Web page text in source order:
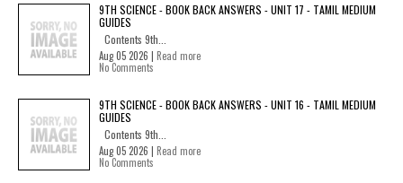
9TH SCIENCE - BOOK BACK ANSWERS - UNIT 17 - TAMIL MEDIUM
GUIDES
Contents 9th...
Aug 05 2026 | Read more
No Comments
9TH SCIENCE - BOOK BACK ANSWERS - UNIT 16 - TAMIL MEDIUM
GUIDES
Contents 9th...
Aug 05 2026 | Read more
No Comments